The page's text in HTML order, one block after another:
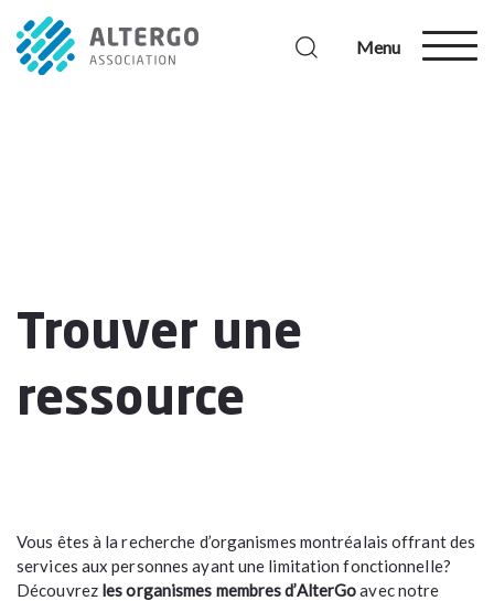
Menu
Trouver une
ressource
Vous êtes à la recherche d’organismes montréalais offrant des
services aux personnes ayant une limitation fonctionnelle?
Découvrez les organismes membres d’AlterGoavec notre